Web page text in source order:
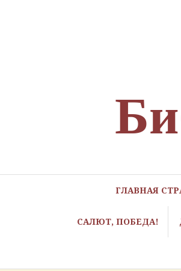
ГЛАВНАЯ
САЛЮТ, ПОБЕДА!